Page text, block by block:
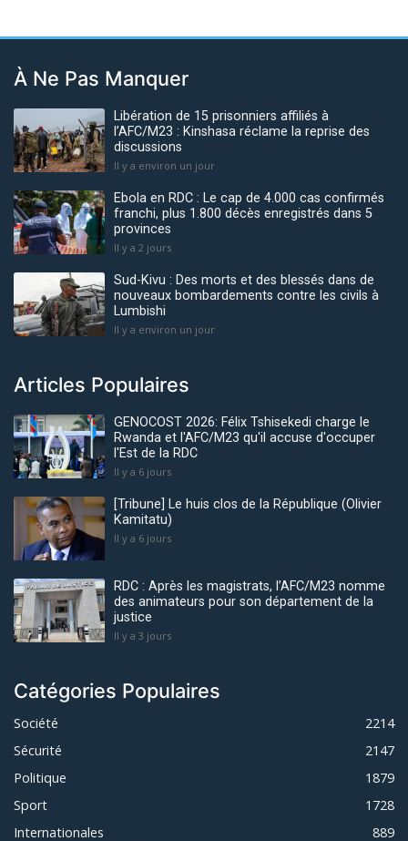
À Ne Pas Manquer
Libération de 15 prisonniers affiliés à
l’AFC/M23 : Kinshasa réclame la reprise des
discussions
Il y a environ un jour
Ebola en RDC : Le cap de 4.000 cas confirmés
franchi, plus 1.800 décès enregistrés dans 5
provinces
Il y a 2 jours
Sud-Kivu : Des morts et des blessés dans de
nouveaux bombardements contre les civils à
Lumbishi
Il y a environ un jour
Articles Populaires
GENOCOST 2026: Félix Tshisekedi charge le
Rwanda et l'AFC/M23 qu'il accuse d'occuper
l'Est de la RDC
Il y a 6 jours
[Tribune] Le huis clos de la République (Olivier
Kamitatu)
Il y a 6 jours
RDC : Après les magistrats, l’AFC/M23 nomme
des animateurs pour son département de la
justice
Il y a 3 jours
Catégories Populaires
Société
2214
Sécurité
2147
Politique
1879
Sport
1728
Internationales
889